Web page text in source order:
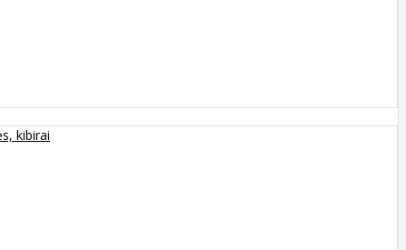
kibirai